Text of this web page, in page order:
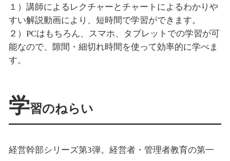
１）講師によるレクチャーとチャートによるわかりや
すい解説動画により、短時間で学習ができます。
２）PCはもちろん、スマホ、タブレットでの学習が可
能なので、隙間・細切れ時間を使って効率的に学べま
す。
学習のねらい
経営幹部シリーズ第3弾。経営者・管理者教育の第一